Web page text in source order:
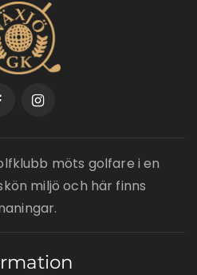
möts golfare i en
miljö och här finns